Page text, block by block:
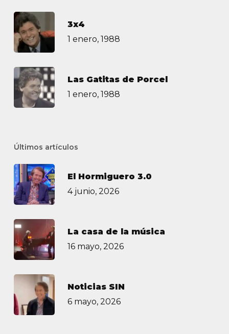
3х4
1 enero, 1988
Las Gatitas de Porcel
1 enero, 1988
Últimos artículos
El Hormiguero 3.0
4 junio, 2026
La casa de la música
16 mayo, 2026
Noticias SIN
6 mayo, 2026